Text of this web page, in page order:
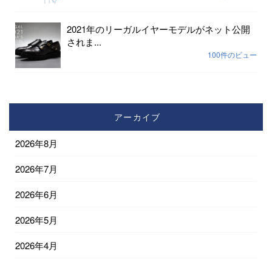
2021年のリーガルイヤーモデルがネット公開
されま...
100件のビュー
アーカイブ
2026年8月
2026年7月
2026年6月
2026年5月
2026年4月